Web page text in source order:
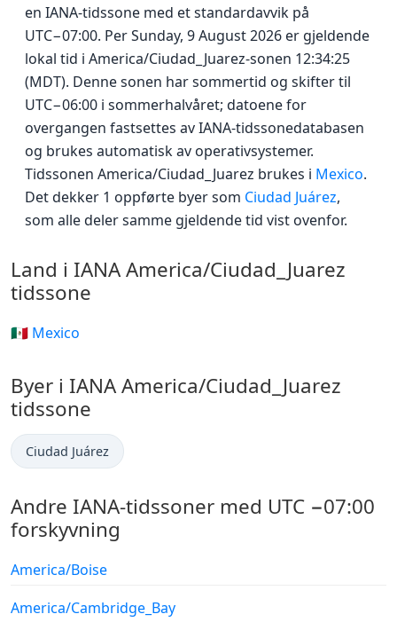
en IANA-tidssone med et standardavvik på
UTC−07:00. Per Sunday, 9 August 2026 er gjeldende
lokal tid i America/Ciudad_Juarez-sonen 12:34:25
(MDT). Denne sonen har sommertid og skifter til
UTC−06:00 i sommerhalvåret; datoene for
overgangen fastsettes av IANA-tidssonedatabasen
og brukes automatisk av operativsystemer.
Tidssonen America/Ciudad_Juarez brukes i Mexico.
Det dekker 1 oppførte byer som Ciudad Juárez,
som alle deler samme gjeldende tid vist ovenfor.
Land i IANA America/Ciudad_Juarez
tidssone
🇲🇽 Mexico
Byer i IANA America/Ciudad_Juarez
tidssone
Ciudad Juárez
Andre IANA-tidssoner med UTC −07:00
forskyvning
America/Boise
America/Cambridge_Bay